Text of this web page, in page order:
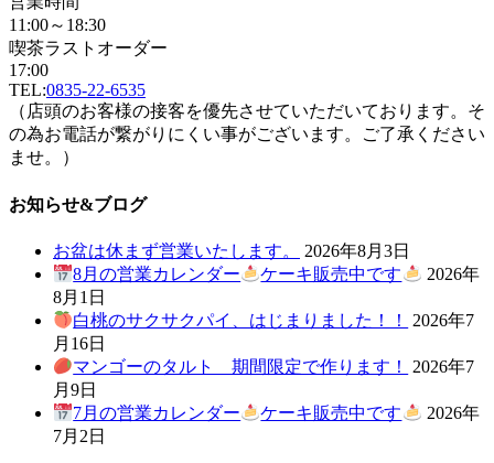
11:00～18:30
喫茶ラストオーダー
17:00
TEL:0835-22-6535
（店頭のお客様の接客を優先させていただいております。そ
の為お電話が繋がりにくい事がございます。ご了承ください
ませ。）
お知らせ&ブログ
お盆は休まず営業いたします。
2026年8月3日
8月の営業カレンダー
ケーキ販売中です
2026年
8月1日
白桃のサクサクパイ、はじまりました！！
2026年7
月16日
マンゴーのタルト 期間限定で作ります！
2026年7
月9日
7月の営業カレンダー
ケーキ販売中です
2026年
7月2日